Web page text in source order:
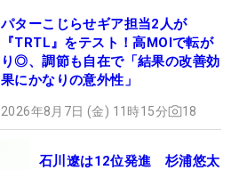
パターこじらせギア担当2人が
『TRTL』をテスト！高MOIで転が
り◎、調節も自在で「結果の改善効
果にかなりの意外性」
2026年8月7日 (金) 11時15分 18
石川遼は12位発進 杉浦悠太